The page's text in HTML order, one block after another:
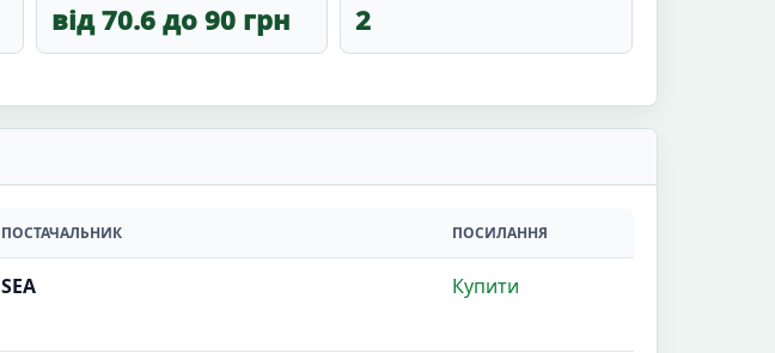
від 70.6 до 90 грн 2
ПОСТАЧАЛЬНИК ПОСИЛАННЯ
SEA Купити